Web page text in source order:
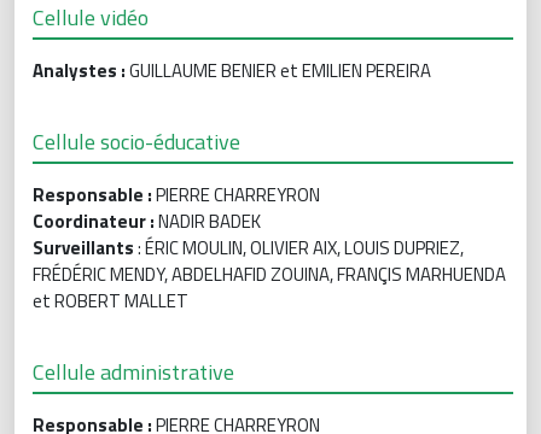
Cellule vidéo
Analystes :GUILLAUME BENIER et EMILIEN PEREIRA
Cellule socio-éducative
Responsable :PIERRE CHARREYRON
Coordinateur :NADIR BADEK
Surveillants: ÉRIC MOULIN, OLIVIER AIX, LOUIS DUPRIEZ,
FRÉDÉRIC MENDY, ABDELHAFID ZOUINA, FRANÇIS MARHUENDA
et ROBERT MALLET
Cellule administrative
Responsable :PIERRE CHARREYRON